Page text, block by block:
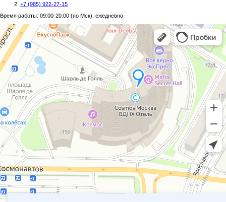
+7 (985) 922-27-15
Время работы: 09:00-20:00 (по Мск), ежедневно